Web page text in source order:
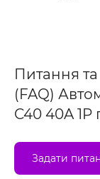
Питання та
(FAQ)
C40 40A
Задати